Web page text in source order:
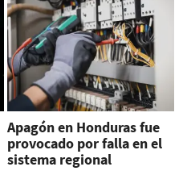
Apagón en Honduras fue
provocado por falla en el
sistema regional